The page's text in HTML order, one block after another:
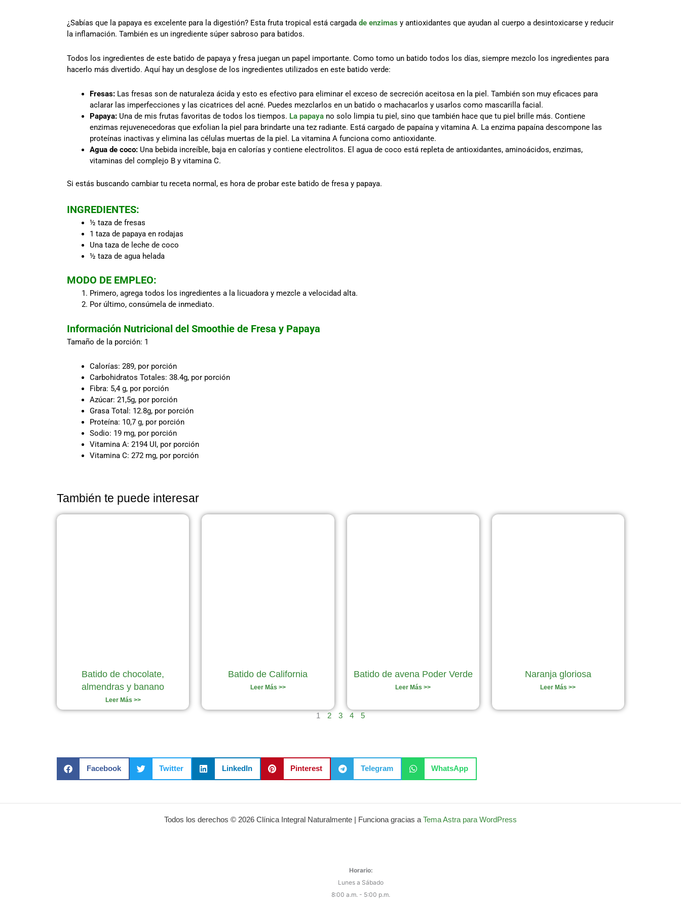
¿Sabías que la papaya es excelente para la digestión? Esta fruta tropical está cargada de enzimas y antioxidantes que ayudan al cuerpo a desintoxicarse y reducir
la inflamación. También es un ingrediente súper sabroso para batidos.
Todos los ingredientes de este batido de papaya y fresa juegan un papel importante. Como tomo un batido todos los días, siempre mezclo los ingredientes para
hacerlo más divertido. Aquí hay un desglose de los ingredientes utilizados en este batido verde:
Fresas: Las fresas son de naturaleza ácida y esto es efectivo para eliminar el exceso de secreción aceitosa en la piel. También son muy eficaces para
aclarar las imperfecciones y las cicatrices del acné. Puedes mezclarlos en un batido o machacarlos y usarlos como mascarilla facial.
Papaya: Una de mis frutas favoritas de todos los tiempos. La papaya no solo limpia tu piel, sino que también hace que tu piel brille más. Contiene
enzimas rejuvenecedoras que exfolian la piel para brindarte una tez radiante. Está cargado de papaína y vitamina A. La enzima papaína descompone las
proteínas inactivas y elimina las células muertas de la piel. La vitamina A funciona como antioxidante.
Agua de coco: Una bebida increíble, baja en calorías y contiene electrolitos. El agua de coco está repleta de antioxidantes, aminoácidos, enzimas,
vitaminas del complejo B y vitamina C.
Si estás buscando cambiar tu receta normal, es hora de probar este batido de fresa y papaya.
INGREDIENTES:
½ taza de fresas
1 taza de papaya en rodajas
Una taza de leche de coco
½ taza de agua helada
MODO DE EMPLEO:
Primero, agrega todos los ingredientes a la licuadora y mezcle a velocidad alta.
Por último, consúmela de inmediato.
Información Nutricional del Smoothie de Fresa y Papaya
Tamaño de la porción: 1
Calorías: 289, por porción
Carbohidratos Totales: 38.4g, por porción
Fibra: 5,4 g, por porción
Azúcar: 21,5g, por porción
Grasa Total: 12.8g, por porción
Proteína: 10,7 g, por porción
Sodio: 19 mg, por porción
Vitamina A: 2194 UI, por porción
Vitamina C: 272 mg, por porción
También te puede interesar
Batido de chocolate,
almendras y banano
Leer Más >>
Batido de California
Leer Más >>
Batido de avena Poder Verde
Leer Más >>
Naranja gloriosa
Leer Más >>
Página
1
Página
2
Página
3 4 5
Facebook Twitter LinkedIn Pinterest Telegram WhatsApp
Todos los derechos © 2026 Clínica Integral Naturalmente | Funciona gracias a Tema Astra para WordPress
Horario:
Lunes a Sábado
8:00 a.m. - 5:00 p.m.